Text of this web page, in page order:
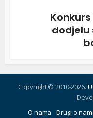
Konkurs
dodjelu
Copyright © 2010-2026.
O nama
Drugi o